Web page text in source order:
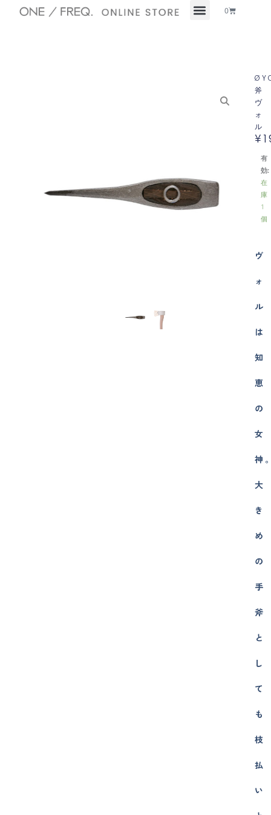
0
Cart
斧
ヴ
ォ
ル
¥
有
効:
在
庫
1
個
ヴ
ォ
ル
は
知
恵
の
女
神
大
き
め
の
手
斧
と
し
て
も
枝
払
い